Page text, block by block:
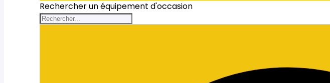
Rechercher un équipement d'occasion